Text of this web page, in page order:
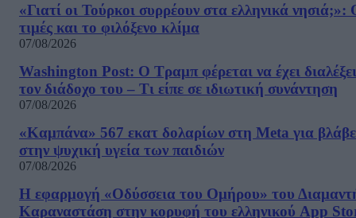
«Γιατί οι Τούρκοι συρρέουν στα ελληνικά νησιά;»:
τιμές και το φιλόξενο κλίμα
07/08/2026
Washington Post: Ο Τραμπ φέρεται να έχει διαλέξει
τον διάδοχο του – Τι είπε σε ιδιωτική συνάντηση
07/08/2026
«Καμπάνα» 567 εκατ δολαρίων στη Meta για
στην ψυχική υγεία των παιδιών
07/08/2026
Η εφαρμογή «Οδύσσεια του Ομήρου» του
Καραναστάση στην κορυφή του ελληνικού App